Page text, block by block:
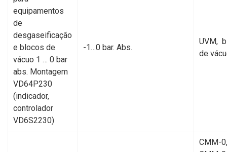
equipamentos
de
desgaseificação
e blocos de
vácuo 1 … 0 bar
abs. Montagem
VD64P230
(indicador,
controlador
VD6S2230)
-1…0 bar. Abs.
UVМ,
de
CMM-